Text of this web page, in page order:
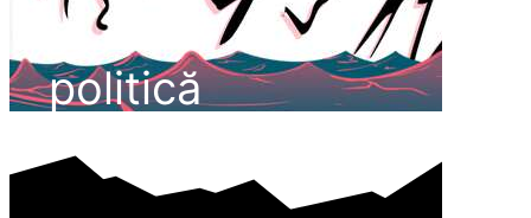
politică